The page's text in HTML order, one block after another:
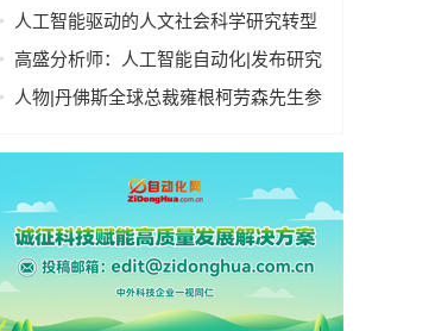
人工智能驱动的人文社会科学研究转型
高盛分析师：人工智能自动化|发布研究
报告：人工智能或致全球3亿人“丢饭碗”
人物|丹佛斯全球总裁雍根柯劳森先生参